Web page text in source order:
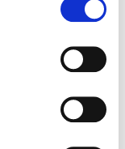
til stripstang –